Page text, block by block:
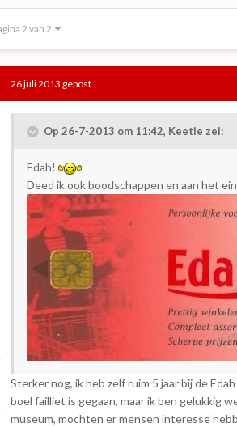
2 van 2
26 juli 2013 gepost
Op 26-7-2013 om 11:42, Keetie zei:
Edah!
Deed ik ook boodschappen en aan het
Sterker nog, ik heb zelf ruim 5 jaar bij de
boel failliet is gegaan, maar ik ben gelukkig
museum, mochten er mensen interesse